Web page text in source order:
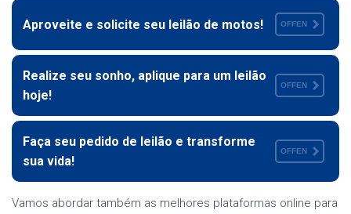
Aproveite e solicite seu leilão de motos! OFFEN
Realize seu sonho, aplique para um leilão
hoje!
OFFEN
Faça seu pedido de leilão e transforme
sua vida!
OFFEN
Vamos abordar também as melhores plataformas online para